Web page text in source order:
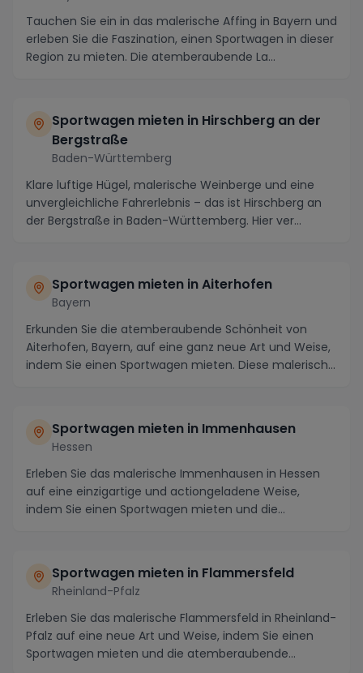
Tauchen Sie ein in das malerische Affing in Bayern und
erleben Sie die Faszination, einen Sportwagen in dieser
Region zu mieten. Die atemberaubende La...
Sportwagen mieten in Hirschberg an der
Bergstraße
Baden-Württemberg
Klare luftige Hügel, malerische Weinberge und eine
unvergleichliche Fahrerlebnis – das ist Hirschberg an
der Bergstraße in Baden-Württemberg. Hier ver...
Sportwagen mieten in Aiterhofen
Bayern
Erkunden Sie die atemberaubende Schönheit von
Aiterhofen, Bayern, auf eine ganz neue Art und Weise,
indem Sie einen Sportwagen mieten. Diese malerisch...
Sportwagen mieten in Immenhausen
Hessen
Erleben Sie das malerische Immenhausen in Hessen
auf eine einzigartige und actiongeladene Weise,
indem Sie einen Sportwagen mieten und die
Sportwagen mieten in Flammersfeld
Rheinland-Pfalz
Erleben Sie das malerische Flammersfeld in Rheinland-
Pfalz auf eine neue Art und Weise, indem Sie einen
Sportwagen mieten und die atemberaubende